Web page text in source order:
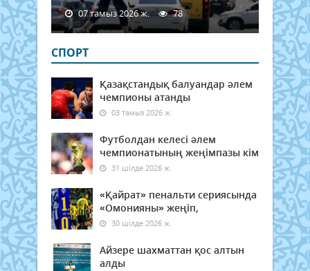
07 тамыз 2026 ж. 78
СПОРТ
Қазақстандық балуандар әлем
чемпионы атанды
03 тамыз 2026 ж.
Футболдан келесі әлем
чемпионатының жеңімпазы кім
31 шілде 2026 ж.
«Қайрат» пенальти сериясында
«Омонияны» жеңіп,
30 шілде 2026 ж.
Айзере шахматтан қос алтын
алды